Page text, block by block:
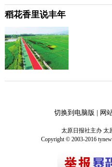
稻花香里说丰年
切换到电脑版 网
太原日报社主办 太
Copyright © 2003-2016